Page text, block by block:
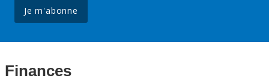
Je m'abonne
Finances